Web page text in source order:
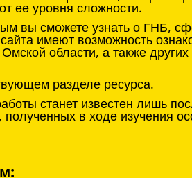
ее уровня сложности.
вы сможете узнать о ГНБ,
имеют возможность
области, а также других
разделе ресурса.
станет известен лишь
в ходе изучения